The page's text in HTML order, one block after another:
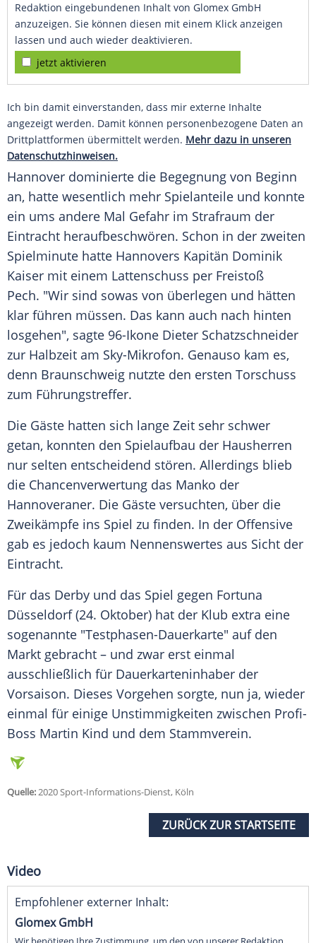
Redaktion eingebundenen Inhalt von Glomex GmbH
anzuzeigen. Sie können diesen mit einem Klick anzeigen
lassen und auch wieder deaktivieren.
jetzt aktivieren
Ich bin damit einverstanden, dass mir externe Inhalte
angezeigt werden. Damit können personenbezogene Daten an
Drittplattformen übermittelt werden. Mehr dazu in unseren
Datenschutzhinweisen.
Hannover dominierte die Begegnung von Beginn
an, hatte wesentlich mehr Spielanteile und konnte
ein ums andere Mal Gefahr im Strafraum der
Eintracht heraufbeschwören. Schon in der zweiten
Spielminute hatte Hannovers Kapitän Dominik
Kaiser mit einem Lattenschuss per Freistoß
Pech. "Wir sind sowas von überlegen und hätten
klar führen müssen. Das kann auch nach hinten
losgehen", sagte 96-Ikone Dieter Schatzschneider
zur Halbzeit am Sky-Mikrofon. Genauso kam es,
denn Braunschweig nutzte den ersten Torschuss
zum Führungstreffer.
Die Gäste hatten sich lange Zeit sehr schwer
getan, konnten den Spielaufbau der Hausherren
nur selten entscheidend stören. Allerdings blieb
die Chancenverwertung das Manko der
Hannoveraner. Die Gäste versuchten, über die
Zweikämpfe ins Spiel zu finden. In der Offensive
gab es jedoch kaum Nennenswertes aus Sicht der
Eintracht.
Für das Derby und das Spiel gegen Fortuna
Düsseldorf (24. Oktober) hat der Klub extra eine
sogenannte "Testphasen-Dauerkarte" auf den
Markt gebracht – und zwar erst einmal
ausschließlich für Dauerkarteninhaber der
Vorsaison. Dieses Vorgehen sorgte, nun ja, wieder
einmal für einige Unstimmigkeiten zwischen Profi-
Boss Martin Kind und dem Stammverein.
Quelle:2020 Sport-Informations-Dienst, Köln
ZURÜCK ZUR STARTSEITE
Video
Empfohlener externer Inhalt:
Glomex GmbH